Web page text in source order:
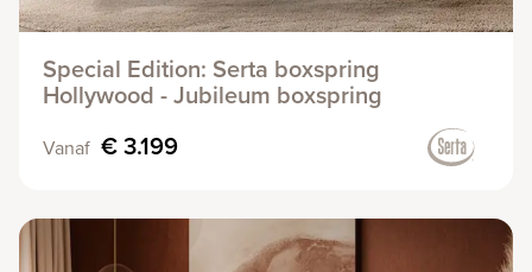
Special Edition: Serta boxspring
Hollywood - Jubileum boxspring
Vanaf € 3.199